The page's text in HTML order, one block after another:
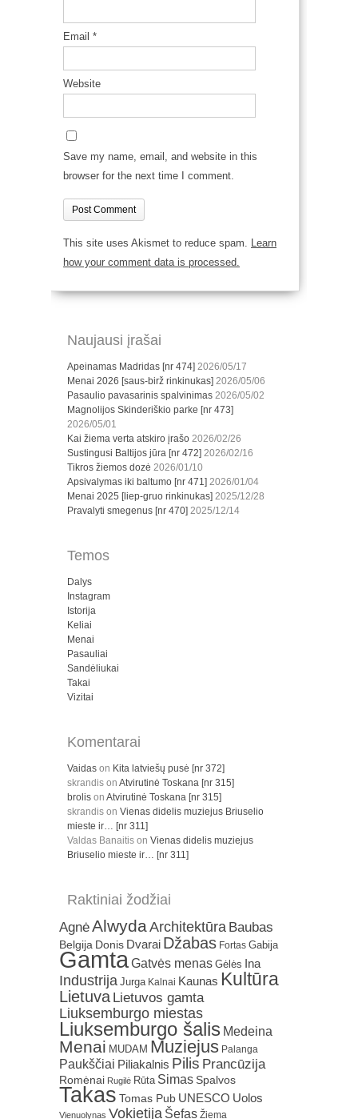
Email *
Website
Save my name, email, and website in this
browser for the next time I comment.
This site uses Akismet to reduce spam. Learn
how your comment data is processed.
Naujausi įrašai
Apeinamas Madridas [nr 474] 2026/05/17
Menai 2026 [saus-birž rinkinukas] 2026/05/06
Pasaulio pavasarinis spalvinimas 2026/05/02
Magnolijos Skinderiškio parke [nr 473]
2026/05/01
Kai žiema verta atskiro įrašo 2026/02/26
Sustingusi Baltijos jūra [nr 472] 2026/02/16
Tikros žiemos dozė 2026/01/10
Apsivalymas iki baltumo [nr 471] 2026/01/04
Menai 2025 [liep-gruo rinkinukas] 2025/12/28
Pravalyti smegenus [nr 470] 2025/12/14
Temos
Dalys
Instagram
Istorija
Keliai
Menai
Pasauliai
Sandėliukai
Takai
Vizitai
Komentarai
Vaidas on Kita latviešų pusė [nr 372]
skrandis on Atvirutinė Toskana [nr 315]
brolis on Atvirutinė Toskana [nr 315]
skrandis on Vienas didelis muziejus Briuselio
mieste ir… [nr 311]
Valdas Banaitis on Vienas didelis muziejus
Briuselio mieste ir… [nr 311]
Raktiniai žodžiai
AgnėAlwydaArchitektūra Baubas
Belgija Donis Dvarai Džabas Fortas Gabija
GamtaGatvės menas Gėlės Ina
Industrija Jurga Kalnai Kaunas Kultūra
Lietuva Lietuvos gamta
Liuksemburgo miestas
Liuksemburgo šalis Medeina
Menai MUDAM Muziejus Palanga
Paukščiai Piliakalnis Pilis Prancūzija
Romėnai Rugilė Rūta Simas Spalvos
Takas Tomas Pub UNESCO Uolos
Vienuolynas Vokietija Šefas Žiema